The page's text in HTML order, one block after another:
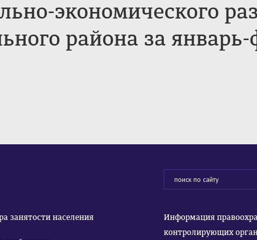
экономического
района за
занятости населения
Информация
контролирующих